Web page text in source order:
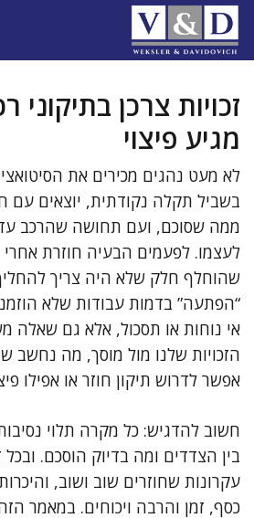
לדלג
לתוכן
זכויות צרכן בתיקוני
מגיע פיצוי
לא מעט נהגים מכירים את
בשביל תקלה נקודתית, יוצאים עם
ממה שסוכם, ועם תחושה שהרכב
לעצמו. לפעמים הבעיה חוזרת
שהוחלף חלק שלא היה צריך
“הפתעה” בדמות עבודות שלא
אי נוחות או תסכול, אלא גם שאלה
הזכויות שלנו מול מוסך, מה נחשב
אפשר לדרוש תיקון חוזר או אפילו
חשוב להדגיש: כל מקרה תלוי
בין הצדדים ומה בדיוק הוסכם.
עקרונות שחוזרים שוב ושוב,
כסף, זמן והרבה ויכוחים. במאמר